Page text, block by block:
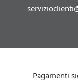
Pagamenti